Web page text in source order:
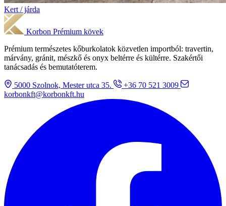
Kert / járda
Korbon Prémium kövek
Prémium természetes kőburkolatok közvetlen importból: travertin,
márvány, gránit, mészkő és onyx beltérre és kültérre. Szakértői
tanácsadás és bemutatóterem.
5000 Szolnok, Mester utca 35.
+36 70 521 3009
korbonkft@korbonkft.hu